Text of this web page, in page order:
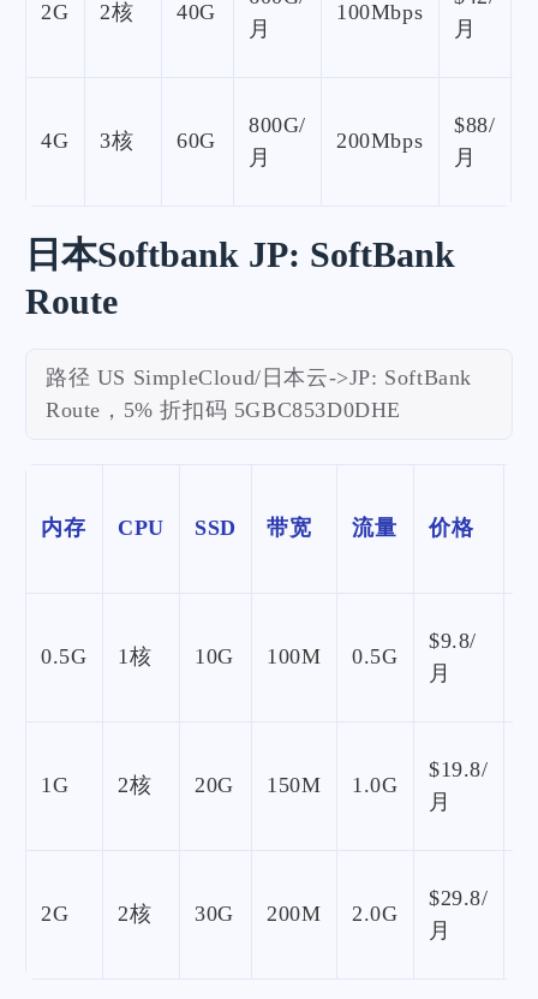
2G 2核 40G
月
100Mbps
月
4G 3核 60G
800G/
月
200Mbps
$88/
月
日本Softbank JP: SoftBank
Route
路径 US SimpleCloud/日本云->JP: SoftBank
Route，5% 折扣码 5GBC853D0DHE
内存 CPU SSD 带宽 流量 价格
0.5G 1核 10G 100M 0.5G
$9.8/
月
1G 2核 20G 150M 1.0G
$19.8/
月
2G 2核 30G 200M 2.0G
$29.8/
月